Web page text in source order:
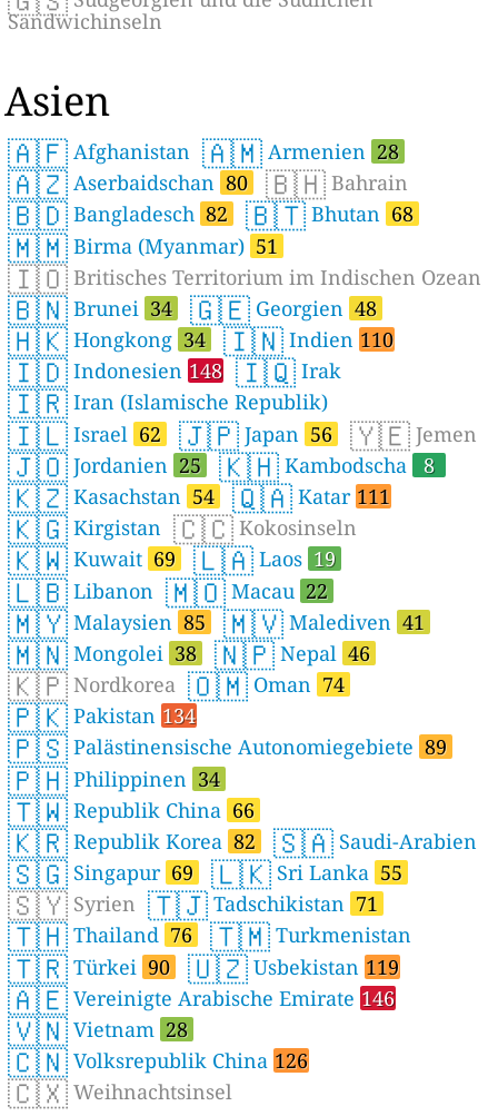
Sandwichinseln
Asien
🇦🇫 Afghanistan 🇦🇲 Armenien 28
🇦🇿 Aserbaidschan 80 🇧🇭 Bahrain
🇧🇩 Bangladesch 82 🇧🇹 Bhutan 68
🇲🇲 Birma (Myanmar) 51
🇮🇴 Britisches Territorium im Indischen Ozean
🇧🇳 Brunei 34 🇬🇪 Georgien 48
🇭🇰 Hongkong 34 🇮🇳 Indien 110
🇮🇩 Indonesien 148 🇮🇶 Irak
🇮🇷 Iran (Islamische Republik)
🇮🇱 Israel 62 🇯🇵 Japan 56 🇾🇪 Jemen
🇯🇴 Jordanien 25 🇰🇭 Kambodscha 8
🇰🇿 Kasachstan 54 🇶🇦 Katar 111
🇰🇬 Kirgistan 🇨🇨 Kokosinseln
🇰🇼 Kuwait 69 🇱🇦 Laos 19
🇱🇧 Libanon 🇲🇴 Macau 22
🇲🇾 Malaysien 85 🇲🇻 Malediven 41
🇲🇳 Mongolei 38 🇳🇵 Nepal 46
🇰🇵 Nordkorea 🇴🇲 Oman 74
🇵🇰 Pakistan 134
🇵🇸 Palästinensische Autonomiegebiete 89
🇵🇭 Philippinen 34
🇹🇼 Republik China 66
🇰🇷 Republik Korea 82 🇸🇦 Saudi-Arabien
🇸🇬 Singapur 69 🇱🇰 Sri Lanka 55
🇸🇾 Syrien 🇹🇯 Tadschikistan 71
🇹🇭 Thailand 76 🇹🇲 Turkmenistan
🇹🇷 Türkei 90 🇺🇿 Usbekistan 119
🇦🇪 Vereinigte Arabische Emirate 146
🇻🇳 Vietnam 28
🇨🇳 Volksrepublik China 126
🇨🇽 Weihnachtsinsel